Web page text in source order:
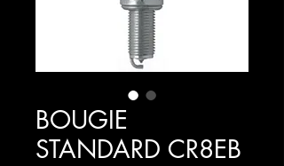
BOUGIE
STANDARD CR8EB